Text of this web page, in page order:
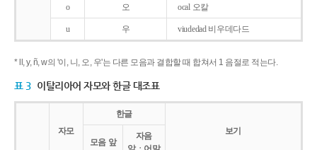
o 오 ocal 오칼
u 우 viudedad 비우데다드
* ll, y, ñ, w의 '이, 니, 오, 우'는 다른 모음과 결합할 때 합쳐서 1 음절로 적는다.
표 3 이탈리아어 자모와 한글 대조표
자모
한글
보기
모음 앞
자음